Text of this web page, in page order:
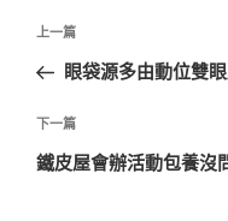
文
導
覽
上
一
文
章
上一篇
眼袋源多由動位雙
下
一
下一篇
鐵皮屋會辦活動包養沒